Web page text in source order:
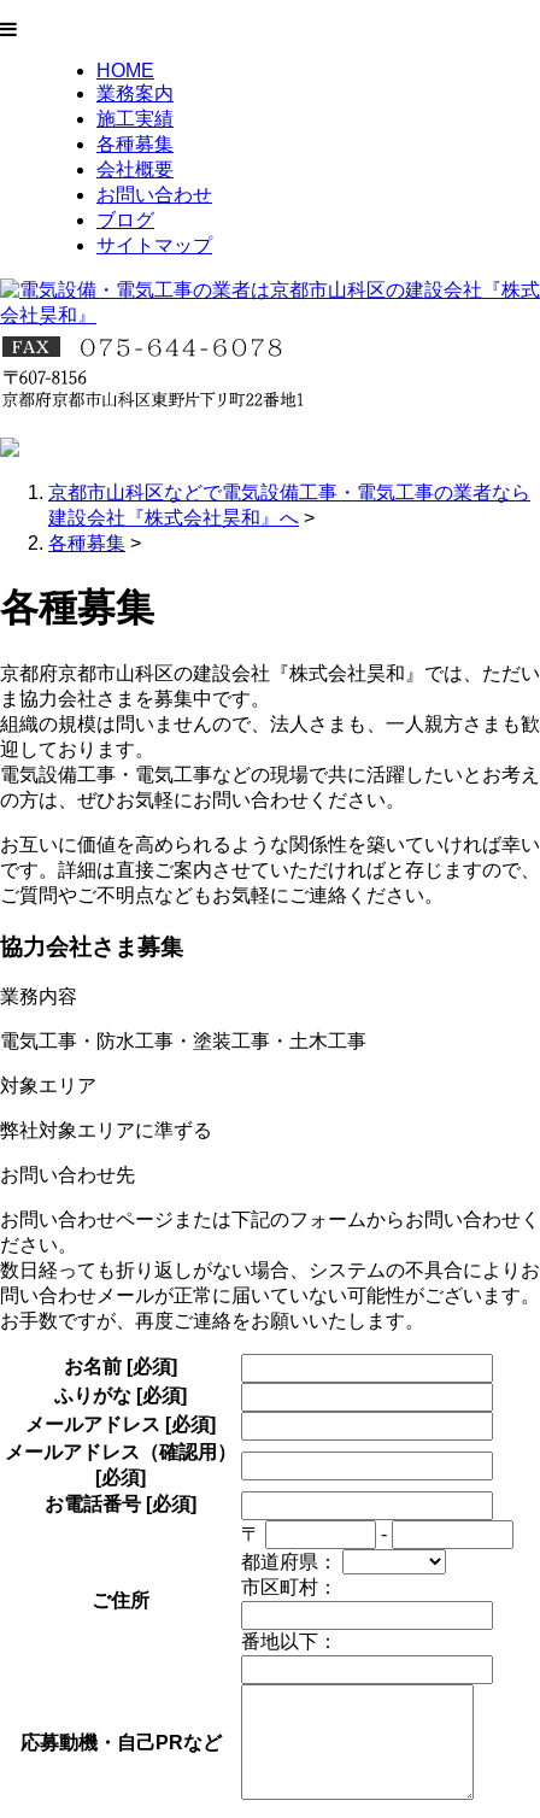
HOME
業務案内
施工実績
各種募集
会社概要
お問い合わせ
ブログ
サイトマップ
京都市山科区などで電気設備工事・電気工事の業者なら
建設会社『株式会社昊和』へ >
各種募集 >
各種募集
京都府京都市山科区の建設会社『株式会社昊和』では、ただい
ま協力会社さまを募集中です。
組織の規模は問いませんので、法人さまも、一人親方さまも歓
迎しております。
電気設備工事・電気工事などの現場で共に活躍したいとお考え
の方は、ぜひお気軽にお問い合わせください。
お互いに価値を高められるような関係性を築いていければ幸い
です。詳細は直接ご案内させていただければと存じますので、
ご質問やご不明点などもお気軽にご連絡ください。
協力会社さま募集
業務内容
電気工事・防水工事・塗装工事・土木工事
対象エリア
弊社対象エリアに準ずる
お問い合わせ先
お問い合わせページまたは下記のフォームからお問い合わせく
ださい。
数日経っても折り返しがない場合、システムの不具合によりお
問い合わせメールが正常に届いていない可能性がございます。
お手数ですが、再度ご連絡をお願いいたします。
お名前 [必須]
ふりがな [必須]
メールアドレス [必須]
メールアドレス（確認用）
[必須]
お電話番号 [必須]
ご住所
〒
-
都道府県：
市区町村：
番地以下：
応募動機・自己PRなど